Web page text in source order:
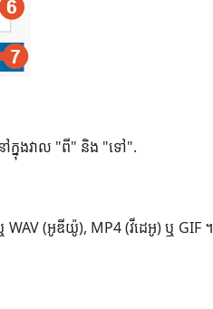
ៅក្នុងវាល "ពី" និង "ទៅ".
ឬ WAV (អូឌីយ៉ូ), MP4 (វីដេអូ) ឬ GIF ។